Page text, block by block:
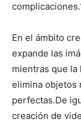
complicaciones.
En el ámbito
expande las
mientras que la
elimina objetos
perfectas.De
creación de